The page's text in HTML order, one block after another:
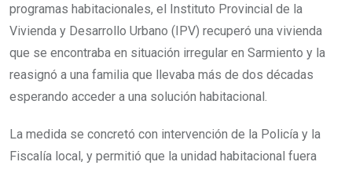
programas habitacionales, el Instituto Provincial de la
Vivienda y Desarrollo Urbano (IPV) recuperó una vivienda
que se encontraba en situación irregular en Sarmiento y la
reasignó a una familia que llevaba más de dos décadas
esperando acceder a una solución habitacional.
La medida se concretó con intervención de la Policía y la
Fiscalía local, y permitió que la unidad habitacional fuera